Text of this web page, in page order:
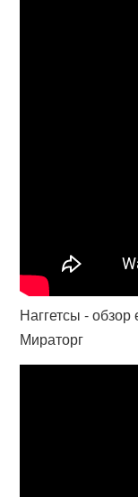
Наггетсы -
Мираторг